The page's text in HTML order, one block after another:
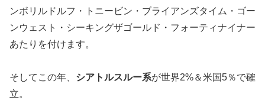
ンボリルドルフ・トニービン・ブライアンズタイム・ゴー
ンウェスト・シーキングザゴールド・フォーティナイナー
あたりを付けます。
そしてこの年、 シアトルスルー系が世界2%＆米国5％で確
立。